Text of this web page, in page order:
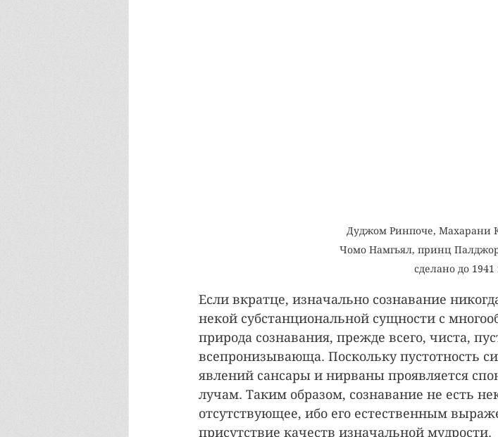
Дуджом Ринпоче, Махарани
Чомо Намгьял, принц
сделано до 1941
Если вкратце, изначально сознавание
некой субстанциональной сущности с
природа сознавания, прежде всего, чиста,
всепронизывающа. Поскольку пустотность
явлений сансары и нирваны проявляется
лучам. Таким образом, сознавание не есть
отсутствующее, ибо его естественным
присутствие качеств изначальной мудрости.